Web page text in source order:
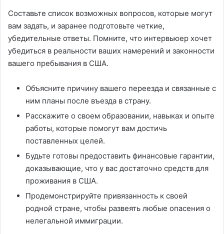
Составьте список возможных вопросов, которые могут
вам задать, и заранее подготовьте четкие,
убедительные ответы. Помните, что интервьюер хочет
убедиться в реальности ваших намерений и законности
вашего пребывания в США.
Объясните причину вашего переезда и связанные с
ним планы после въезда в страну.
Расскажите о своем образовании, навыках и опыте
работы, которые помогут вам достичь
поставленных целей.
Будьте готовы предоставить финансовые гарантии,
доказывающие, что у вас достаточно средств для
проживания в США.
Продемонстрируйте привязанность к своей
родной стране, чтобы развеять любые опасения о
нелегальной иммиграции.